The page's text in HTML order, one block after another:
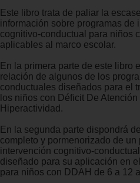
Este libro trata de paliar la
información sobre programas de
cognitivo-conductual para niños
aplicables al marco escolar.
En la primera parte de este libro
relación de algunos de los
conductuales diseñados para el
los niños con Déficit De Atención
Hiperactividad.
En la segunda parte dispondrá
completo y pormenorizado de un
intervención cognitivo-
diseñado para su aplicación en
para niños con DDAH de 6 a 12